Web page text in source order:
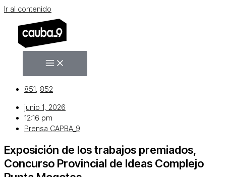
Ir al contenido
851, 852
junio 1, 2026
12:16 pm
Prensa CAPBA_9
Exposición de los trabajos premiados,
Concurso Provincial de Ideas Complejo